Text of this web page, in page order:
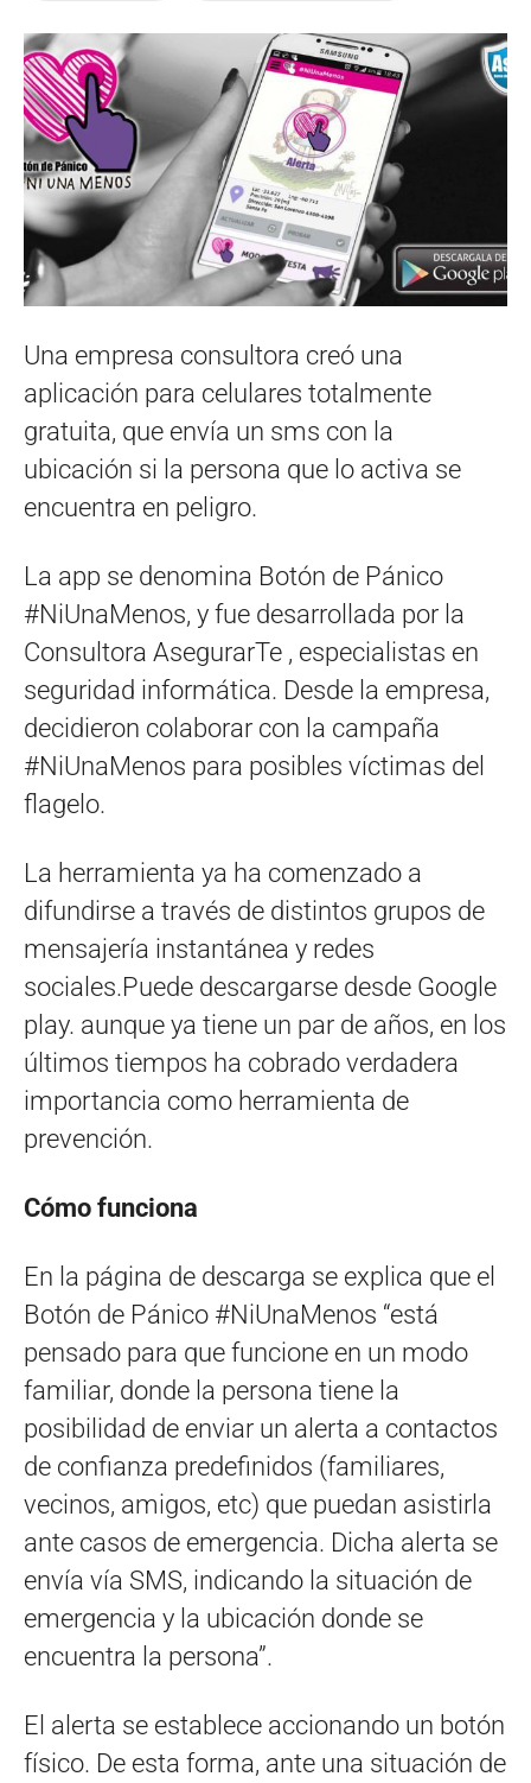
Una empresa consultora creó una
aplicación para celulares totalmente
gratuita, que envía un sms con la
ubicación si la persona que lo activa se
encuentra en peligro.
La app se denomina Botón de Pánico
#NiUnaMenos, y fue desarrollada por la
Consultora AsegurarTe , especialistas en
seguridad informática. Desde la empresa,
decidieron colaborar con la campaña
#NiUnaMenos para posibles víctimas del
flagelo.
La herramienta ya ha comenzado a
difundirse a través de distintos grupos de
mensajería instantánea y redes
sociales.Puede descargarse desde Google
play. aunque ya tiene un par de años, en los
últimos tiempos ha cobrado verdadera
importancia como herramienta de
prevención.
Cómo funciona
En la página de descarga se explica que el
Botón de Pánico #NiUnaMenos “está
pensado para que funcione en un modo
familiar, donde la persona tiene la
posibilidad de enviar un alerta a contactos
de confianza predefinidos (familiares,
vecinos, amigos, etc) que puedan asistirla
ante casos de emergencia. Dicha alerta se
envía vía SMS, indicando la situación de
emergencia y la ubicación donde se
encuentra la persona”.
El alerta se establece accionando un botón
físico. De esta forma, ante una situación de